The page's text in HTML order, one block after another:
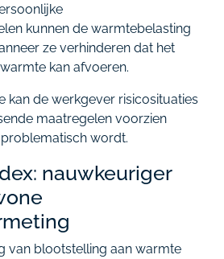
kunnen de warmtebelasting
ze verhinderen dat het
kan afvoeren.
kan de werkgever risicosituaties
maatregelen voorzien
wordt.
nauwkeuriger
van blootstelling aan warmte